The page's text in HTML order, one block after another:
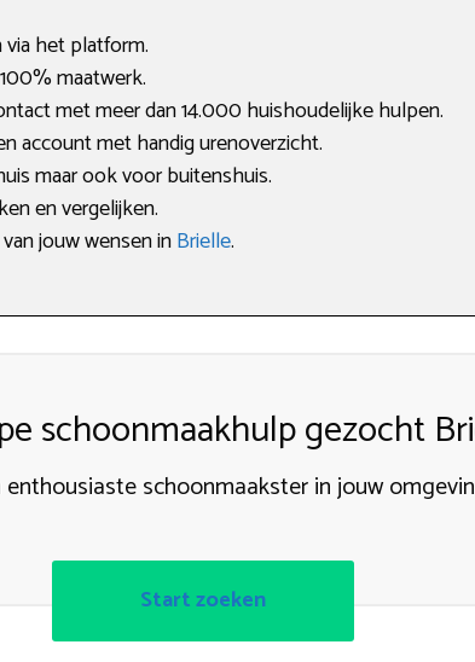
het platform.
maatwerk.
met meer dan 14.000 huishoudelijke hulpen.
account met handig urenoverzicht.
maar ook voor buitenshuis.
en vergelijken.
jouw wensen inBrielle.
schoonmaakhulp gezocht
schoonmaakster in jouw
Start zoeken